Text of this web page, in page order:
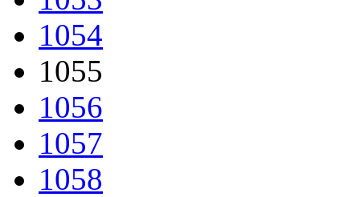
1054
1055
1056
1057
1058